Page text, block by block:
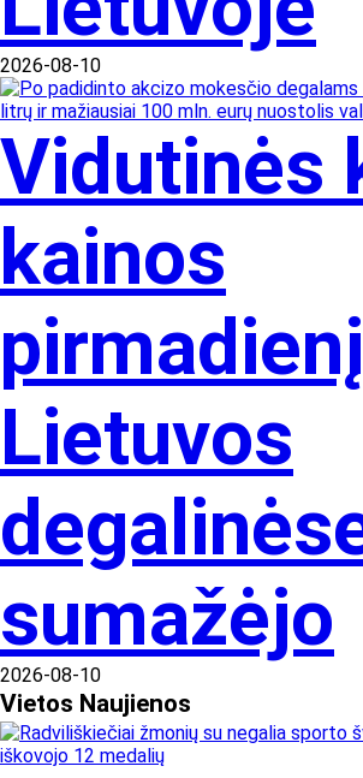
2026-08-10
Vidutinės
kainos
pirmadienį
Lietuvos
sumažėjo
2026-08-10
Vietos Naujienos